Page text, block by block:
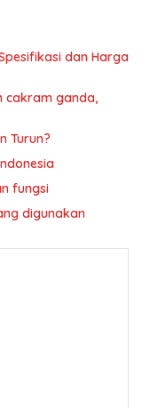
dan Harga
cakram ganda,
Turun?
fungsi
digunakan